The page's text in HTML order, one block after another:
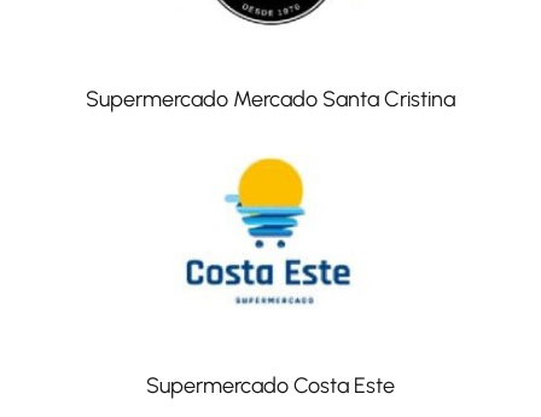
Supermercado Mercado Santa Cristina
Supermercado Costa Este